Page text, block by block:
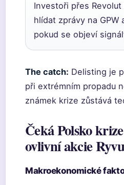
Investoři přes
hlídat zprávy na GPW
pokud se objeví
The catch: Delisting je
při extrémním propadu
známek krize zůstává
Čeká Polsko
ovlivní akcie
Makroekonomické